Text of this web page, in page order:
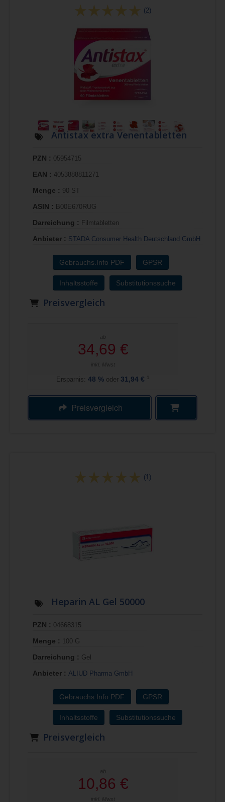
(2)
Antistax extra Venentabletten
PZN : 05954715
EAN : 4053888811271
Menge : 90 ST
ASIN : B00E670RUG
Darreichung : Filmtabletten
Anbieter : STADA Consumer Health Deutschland GmbH
Gebrauchs.Info PDF GPSR
Inhaltsstoffe Substitutionssuche
Preisvergleich
ab
34,69 €
inkl. Mwst
Ersparnis: 48 % oder 31,94 € 1
Preisvergleich
(1)
Heparin AL Gel 50000
PZN : 04668315
Menge : 100 G
Darreichung : Gel
Anbieter : ALIUD Pharma GmbH
Gebrauchs.Info PDF GPSR
Inhaltsstoffe Substitutionssuche
Preisvergleich
ab
10,86 €
inkl. Mwst